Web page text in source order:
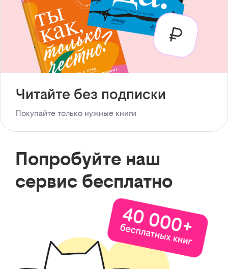
Читайте без подписки
Покупайте только нужные книги
Попробуйте наш
сервис бесплатно